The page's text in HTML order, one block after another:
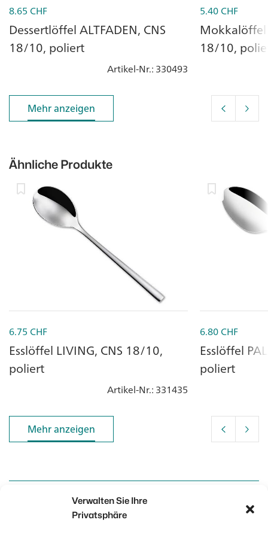
Verwalten Sie Ihre
Privatsphäre
8.65 CHF
Dessertlöffel ALTFADEN, CNS
18/10, poliert
Artikel-Nr.: 330493
5.40CHF
Mokkalöffel
18/10,
Mehr anzeigen
Mehr anzeigen
Ähnliche Produkte
6.75 CHF
Esslöffel LIVING, CNS 18/10,
poliert
Artikel-Nr.: 331435
6.80CHF
Esslöffel
poliert
Mehr anzeigen
Mehr anzeigen
Kontakt
Kontakt